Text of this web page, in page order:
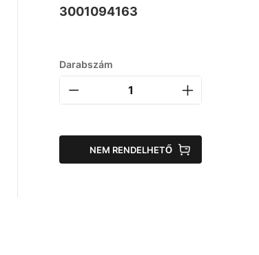
3001094163
Darabszám
NEM RENDELHETŐ